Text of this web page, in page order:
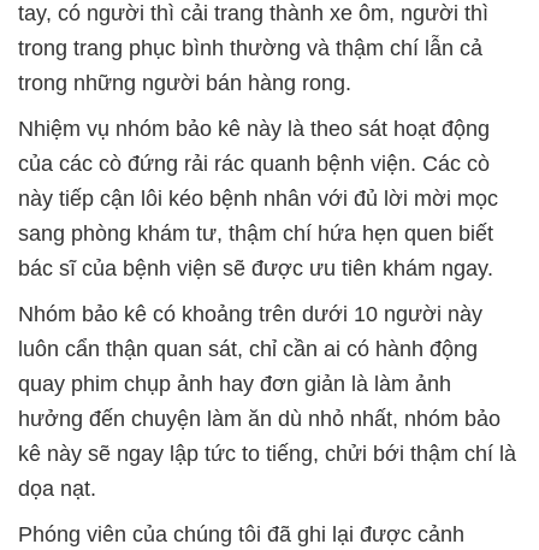
tay, có người thì cải trang thành xe ôm, người thì
trong trang phục bình thường và thậm chí lẫn cả
trong những người bán hàng rong.
Nhiệm vụ nhóm bảo kê này là theo sát hoạt động
của các cò đứng rải rác quanh bệnh viện. Các cò
này tiếp cận lôi kéo bệnh nhân với đủ lời mời mọc
sang phòng khám tư, thậm chí hứa hẹn quen biết
bác sĩ của bệnh viện sẽ được ưu tiên khám ngay.
Nhóm bảo kê có khoảng trên dưới 10 người này
luôn cẩn thận quan sát, chỉ cần ai có hành động
quay phim chụp ảnh hay đơn giản là làm ảnh
hưởng đến chuyện làm ăn dù nhỏ nhất, nhóm bảo
kê này sẽ ngay lập tức to tiếng, chửi bới thậm chí là
dọa nạt.
Phóng viên của chúng tôi đã ghi lại được cảnh